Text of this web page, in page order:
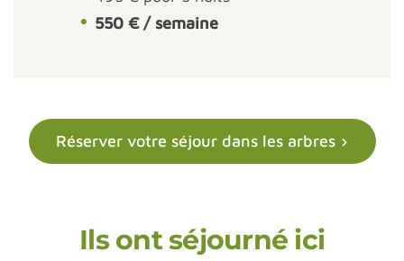
550 € / semaine
Réserver votre séjour dans les arbres
Ils ont séjourné ici